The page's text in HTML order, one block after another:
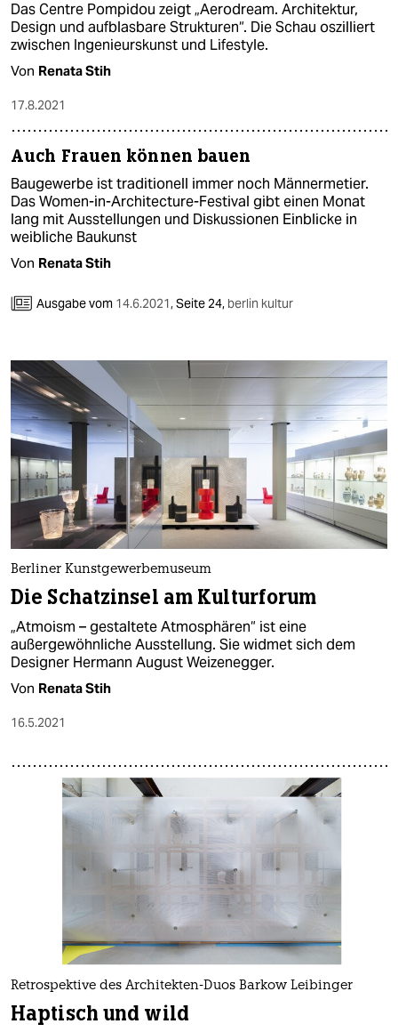
Das Centre Pompidou zeigt „Aerodream. Architektur,
Design und aufblasbare Strukturen“. Die Schau oszilliert
zwischen Ingenieurskunst und Lifestyle.
Von Renata Stih
17.8.2021
Auch Frauen können bauen
Baugewerbe ist traditionell immer noch Männermetier.
Das Women-in-Architecture-Festival gibt einen Monat
lang mit Ausstellungen und Diskussionen Einblicke in
weibliche Baukunst
Von Renata Stih
Ausgabe vom 14.6.2021,Seite 24, berlin kultur
Berliner Kunstgewerbemuseum
Die Schatzinsel am Kulturforum
„Atmoism – gestaltete Atmosphären“ ist eine
außergewöhnliche Ausstellung. Sie widmet sich dem
Designer Hermann August Weizenegger.
Von Renata Stih
16.5.2021
Retrospektive des Architekten-Duos Barkow Leibinger
Haptisch und wild